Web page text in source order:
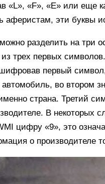
«L», «F», «E» или еще
аферистам, эти буквы
разделить на три
из трех первых
первый
во втором
страна. Третий
В некоторых
цифру «9», это
о производителе